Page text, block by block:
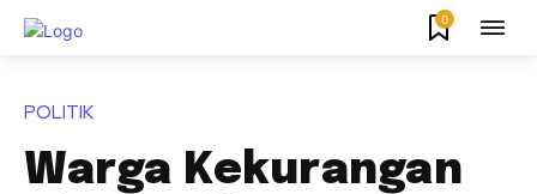
0
POLITIK
Warga Kekurangan